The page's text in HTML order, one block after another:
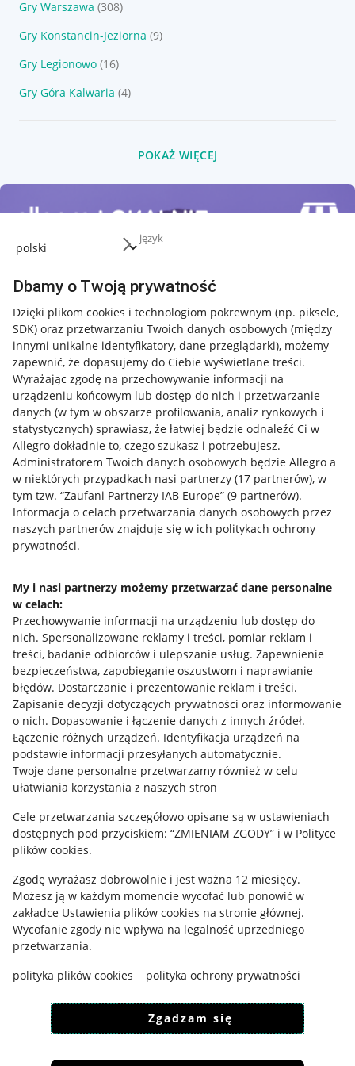
język
Dbamy o Twoją prywatność
Dzięki plikom cookies i technologiom pokrewnym (np. piksele,
SDK) oraz przetwarzaniu Twoich danych osobowych (między
innymi unikalne identyfikatory, dane przeglądarki), możemy
zapewnić, że dopasujemy do Ciebie wyświetlane treści.
Wyrażając zgodę na przechowywanie informacji na
urządzeniu końcowym lub dostęp do nich i przetwarzanie
danych (w tym w obszarze profilowania, analiz rynkowych i
statystycznych) sprawiasz, że łatwiej będzie odnaleźć Ci w
Allegro dokładnie to, czego szukasz i potrzebujesz.
Administratorem Twoich danych osobowych będzie Allegro a
w niektórych przypadkach nasi partnerzy (17 partnerów), w
tym tzw. “Zaufani Partnerzy IAB Europe” (9 partnerów).
Informacja o celach przetwarzania danych osobowych przez
naszych partnerów znajduje się w ich politykach ochrony
prywatności.
My i nasi partnerzy możemy przetwarzać dane personalne
w celach:
Przechowywanie informacji na urządzeniu lub dostęp do
nich. Spersonalizowane reklamy i treści, pomiar reklam i
treści, badanie odbiorców i ulepszanie usług. Zapewnienie
bezpieczeństwa, zapobieganie oszustwom i naprawianie
błędów. Dostarczanie i prezentowanie reklam i treści.
Zapisanie decyzji dotyczących prywatności oraz informowanie
o nich. Dopasowanie i łączenie danych z innych źródeł.
Łączenie różnych urządzeń. Identyfikacja urządzeń na
podstawie informacji przesyłanych automatycznie.
Twoje dane personalne przetwarzamy również w celu
ułatwiania korzystania z naszych stron
Cele przetwarzania szczegółowo opisane są w ustawieniach
dostępnych pod przyciskiem: “ZMIENIAM ZGODY” i w Polityce
plików cookies.
Zgodę wyrażasz dobrowolnie i jest ważna 12 miesięcy.
Możesz ją w każdym momencie wycofać lub ponowić w
zakładce Ustawienia plików cookies na stronie głównej.
Wycofanie zgody nie wpływa na legalność uprzedniego
przetwarzania.
polityka plików cookies
polityka ochrony prywatności
Zgadzam się
Gry Warszawa (308)
Gry Konstancin-Jeziorna (9)
Gry Legionowo (16)
Gry Góra Kalwaria (4)
POKAŻ WIĘCEJ
Przydatne informacje
Jak to działa
Allegro Gadane dla sprzedających
Allegro Gadane dla kupujących
Mapa miejscowości
Informacje prawne
Regulamin
Polityka plików "cookies"
Ustawienia plików "cookies"
Udostępnianie lokalizacji
Informacje dla Aktu o Usługach Cyfrowych
Pobierz aplikację